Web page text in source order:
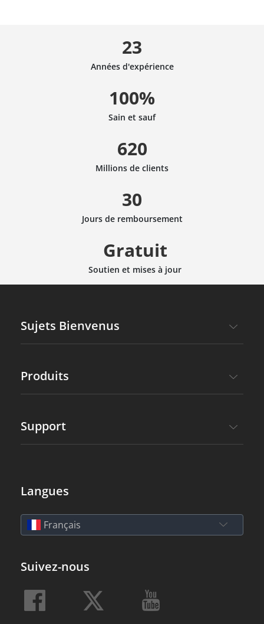
23
Années d'expérience
100%
Sain et sauf
620
Millions de clients
30
Jours de remboursement
Gratuit
Soutien et mises à jour
Sujets Bienvenus
Produits
Support
Langues
Français
Suivez-nous